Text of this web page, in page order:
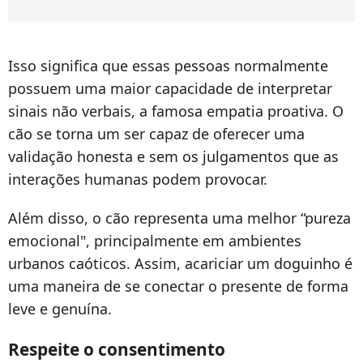
Isso significa que essas pessoas normalmente
possuem uma maior capacidade de interpretar
sinais não verbais, a famosa empatia proativa. O
cão se torna um ser capaz de oferecer uma
validação honesta e sem os julgamentos que as
interações humanas podem provocar.
Além disso, o cão representa uma melhor “pureza
emocional", principalmente em ambientes
urbanos caóticos. Assim, acariciar um doguinho é
uma maneira de se conectar o presente de forma
leve e genuína.
Respeite o consentimento